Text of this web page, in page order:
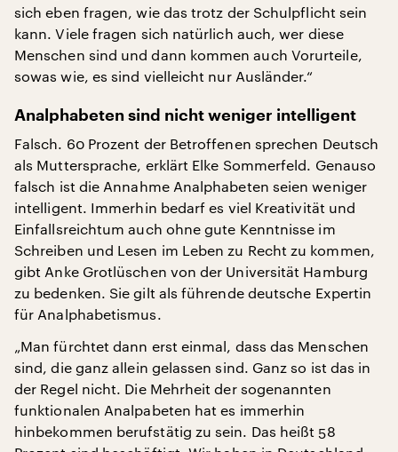
sich eben fragen, wie das trotz der Schulpflicht sein
kann. Viele fragen sich natürlich auch, wer diese
Menschen sind und dann kommen auch Vorurteile,
sowas wie, es sind vielleicht nur Ausländer.“
Analphabeten sind nicht weniger intelligent
Falsch. 60 Prozent der Betroffenen sprechen Deutsch
als Muttersprache, erklärt Elke Sommerfeld. Genauso
falsch ist die Annahme Analphabeten seien weniger
intelligent. Immerhin bedarf es viel Kreativität und
Einfallsreichtum auch ohne gute Kenntnisse im
Schreiben und Lesen im Leben zu Recht zu kommen,
gibt Anke Grotlüschen von der Universität Hamburg
zu bedenken. Sie gilt als führende deutsche Expertin
für Analphabetismus.
„Man fürchtet dann erst einmal, dass das Menschen
sind, die ganz allein gelassen sind. Ganz so ist das in
der Regel nicht. Die Mehrheit der sogenannten
funktionalen Analpabeten hat es immerhin
hinbekommen berufstätig zu sein. Das heißt 58